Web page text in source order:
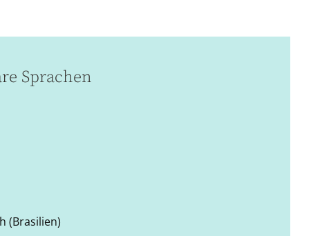
Sprachen
(Brasilien)